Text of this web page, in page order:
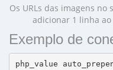
Os URLs das imagens
adicionar 1 linha ao
Exemplo de